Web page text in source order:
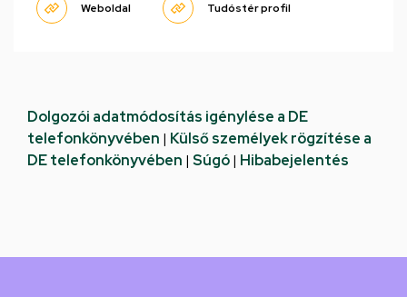
Weboldal Tudóstér profil
Dolgozói adatmódosítás igénylése a DE
telefonkönyvében | Külső személyek rögzítése a
DE telefonkönyvében | Súgó| Hibabejelentés